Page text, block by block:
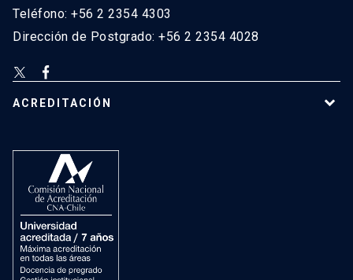
Teléfono: +56 2 2354 4303
Dirección de Postgrado: +56 2 2354 4028
ACREDITACIÓN